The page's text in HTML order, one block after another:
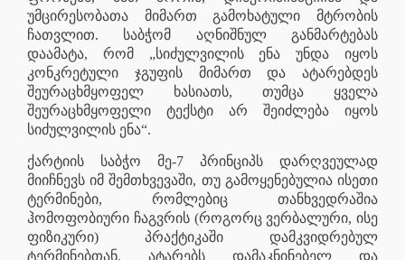
უმცირესობათა მიმართ გამოხატული მტრობის
ჩათვლით. საბჭომ აღნიშნულ განმარტებას
დაამატა, რომ „სიძულვილის ენა უნდა იყოს
კონკრეტული ჯგუფის მიმართ და ატარებდეს
შეურაცხმყოფელ ხასიათს, თუმცა ყველა
შეურაცხმყოფელი ტექსტი არ შეიძლება იყოს
სიძულვილის ენა“.
ქარტიის საბჭო მე-7 პრინციპს დარღვეულად
მიიჩნევს იმ შემთხვევაში, თუ გამოყენებულია ისეთი
ტერმინები, რომლებიც თანხვედრაშია
ჰომოფობიური ჩაგვრის (როგორც ვერბალური, ისე
ფიზიკური) პრაქტიკაში დამკვიდრებულ
ტერმინებთან, ატარებს დამაკნინებელ და